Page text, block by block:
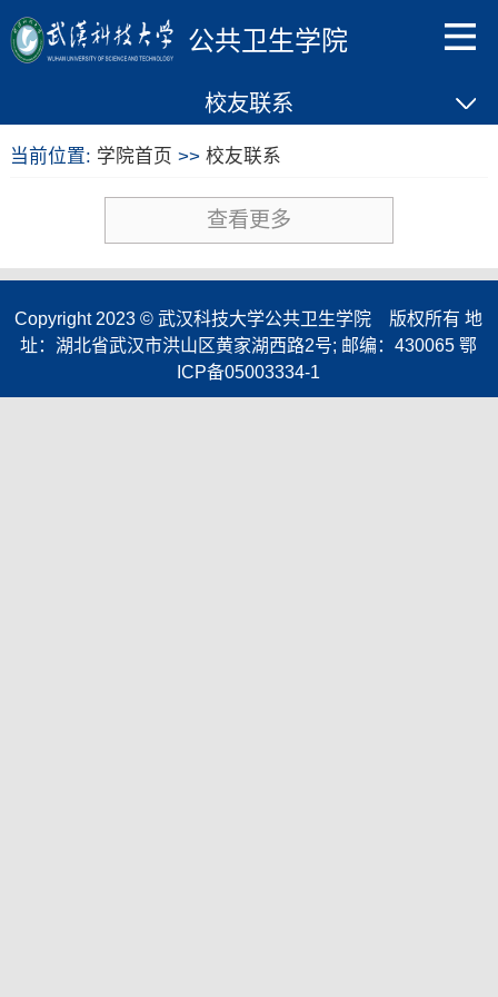
公共卫生学院
校友联系
当前位置: 学院首页 >> 校友联系
查看更多
Copyright 2023 © 武汉科技大学公共卫生学院 版权所有 地
址：湖北省武汉市洪山区黄家湖西路2号; 邮编：430065 鄂
ICP备05003334-1